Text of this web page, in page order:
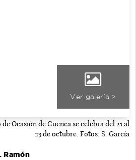
Ver galería >
Ocasión de Cuenca se celebra del 21 al
23 de octubre. Fotos: S. García
Ramón